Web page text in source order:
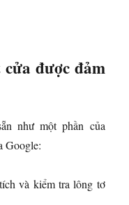
được đảm
như một phần của
Google:
và kiểm tra lông tơ